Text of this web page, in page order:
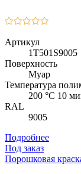
Артикул
1T501S9005
Поверхность
Муар
Температура
200 °C 10
RAL
9005
Подробнее
Под заказ
Порошковая